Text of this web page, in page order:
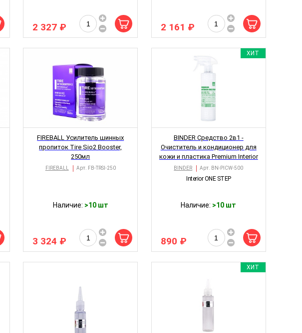
2 327 ₽ 2 161 ₽
FIREBALL Усилитель шинных
пропиток Tire Sio2 Booster,
250мл
Арт. FB-TRSI-250
FIREBALL
Наличие: >10 шт
3 324 ₽
ХИТ
BINDER Средство 2в1 -
Очиститель и кондиционер для
кожи и пластика Premium Interior
ONE STEP, 500 мл
Арт. BN-PICW-500
BINDER
Interior ONE STEP
Наличие: >10 шт
890 ₽
ХИТ